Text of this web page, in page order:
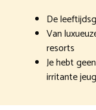
De
Van
resorts
Je hebt
irritante